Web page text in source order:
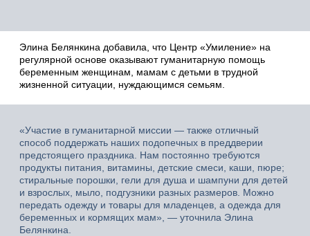
Элина Белянкина добавила, что Центр «Умиление» на
регулярной основе оказывают гуманитарную помощь
беременным женщинам, мамам с детьми в трудной
жизненной ситуации, нуждающимся семьям.
«Участие в гуманитарной миссии — также отличный
способ поддержать наших подопечных в преддверии
предстоящего праздника. Нам постоянно требуются
продукты питания, витамины, детские смеси, каши, пюре;
стиральные порошки, гели для душа и шампуни для детей
и взрослых, мыло, подгузники разных размеров. Можно
передать одежду и товары для младенцев, а одежда для
беременных и кормящих мам», — уточнила Элина
Белянкина.